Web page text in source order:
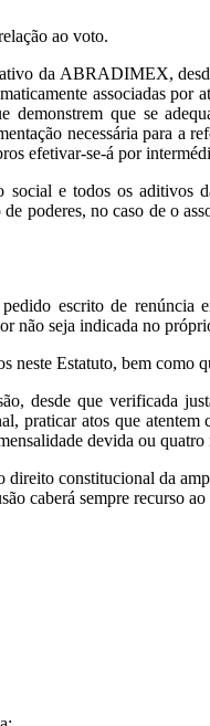
ao voto.
da ABRADIMEX,
associadas
que se
necessária para
efetivar-se-á por
e todos os
poderes, no caso de o
escrito de
não seja indicada no
neste Estatuto, bem
desde que verificada
praticar atos que
devida ou
constitucional da
caberá sempre recurso